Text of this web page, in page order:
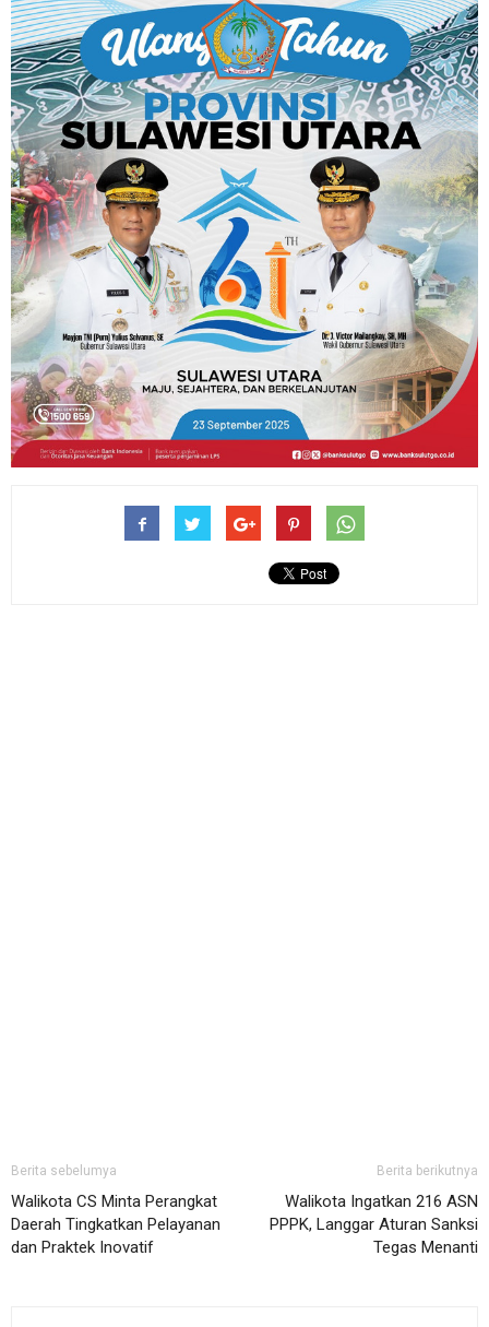
Berita sebelumya
Walikota CS Minta Perangkat
Daerah Tingkatkan Pelayanan
dan Praktek Inovatif
Berita berikutnya
Walikota Ingatkan 216 ASN
PPPK, Langgar Aturan Sanksi
Tegas Menanti